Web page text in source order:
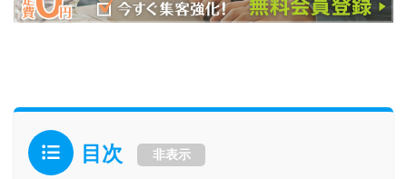
目次 非表示